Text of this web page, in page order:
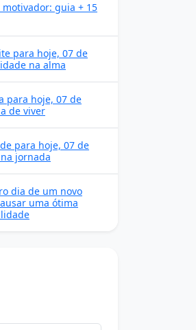
guia + 15
para hoje, 07 de
na alma
para hoje, 07 de
de viver
para hoje, 07 de
jornada
dia de um novo
uma ótima